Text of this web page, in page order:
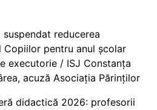
reducerea
Copiilor pentru anul școlar
executorie / ISJ Constanța
acuză Asociația Părinților
didactică 2026: profesorii